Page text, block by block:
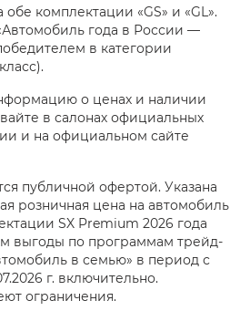
обе комплектации «GS» и «GL».
года в России —
в категории
о ценах и наличии
в салонах официальных
и на официальном сайте
публичной офертой. Указана
розничная цена на автомобиль
SX Premium 2026 года
выгоды по программам трейд-
в семью» в период с
г. включительно.
ограничения.